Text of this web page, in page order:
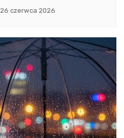
26 czerwca 2026